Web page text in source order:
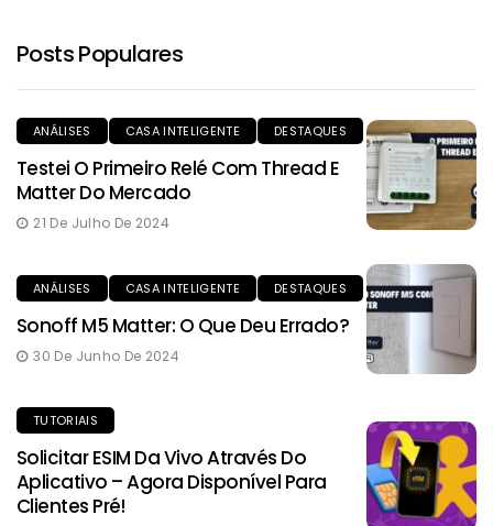
Posts Populares
ANÁLISES CASA INTELIGENTE DESTAQUES
Testei O Primeiro Relé Com Thread E
Matter Do Mercado
21 De Julho De 2024
ANÁLISES CASA INTELIGENTE DESTAQUES
Sonoff M5 Matter: O Que Deu Errado?
30 De Junho De 2024
TUTORIAIS
Solicitar ESIM Da Vivo Através Do
Aplicativo – Agora Disponível Para
Clientes Pré!